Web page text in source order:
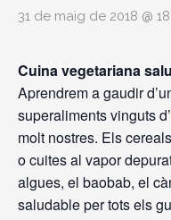
31 de maig de 2018 @
Cuina vegetariana
Aprendrem a gaudir
superaliments vinguts
molt nostres. Els
o cuites al vapor
algues, el baobab, el
saludable per tots els